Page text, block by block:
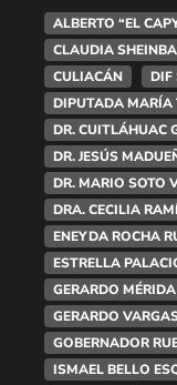
ALBERTO “EL
CLAUDIA
CULIACÁN
DIF
DIPUTADA MARÍA
DR. CUITLÁHUAC
DR. JESÚS
DR. MARIO SOTO
DRA. CECILIA
ENEYDA ROCHA
ESTRELLA
GERARDO
GERARDO
GOBERNADOR
ISMAEL BELLO